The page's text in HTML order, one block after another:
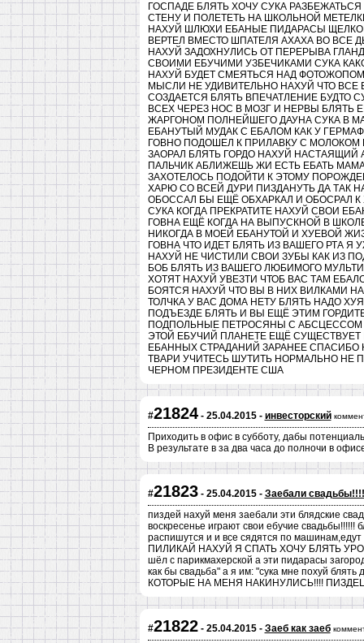
ГОСПАДЕ БЛЯТЬ ХОЧУ СУКА
СТЕНУ И ПОЛЕТЕТЬ НА ШКОЛЬНОЙ
НАХУЙ ШЛЮХИ ЕБАНЫЕ ПИДАРАСЫ
ВЕРТЕЛ ВМЕСТО ШПАТЕЛЯ АХАХА ВО ВСЕ
НАХУЙ ЗАДОХНУЛИСЬ ОТ ПЕРЕРЫВА
СВОИМИ ЕБУЧИМИ УЗБЕЧИКАМИ СУКА
НАХУЙ БУДЕТ СМЕЯТЬСЯ НАД
МЫСЛИ НЕ УДИВИТЕЛЬНО НАХУЙ ЧТО
СОЗДАЕТСЯ БЛЯТЬ ВПЕЧАТЛЕНИЕ БУДТО
ВСЕХ ЧЕРЕЗ НОС В МОЗГ И НЕРВЫ БЛЯТЬ
ЖАРГОНОМ ПОЛНЕЙШЕГО ДАУНА СУКА В
ЕБАНУТЫЙ МУДАК С ЕБАЛОМ КАК У
ГОВНО ПОДОШЕЛ К ПРИЛАВКУ С МОЛОКОМ
ЗАОРАЛ БЛЯТЬ ГОРДО НАХУЙ НАСТАЯЩИЙ
ПАЛЬЧИК АБЛИЖЕШЬ ЖИ ЕСТЬ ЕБАТЬ
ЗАХОТЕЛОСЬ ПОДОЙТИ К ЭТОМУ
ХАРЮ СО ВСЕЙ ДУРИ ПИЗДАНУТЬ ДА ТАК
ОБОССАЛ БЫ ЕЩЁ ОБХАРКАЛ И ОБОСРАЛ
СУКА КОГДА ПРЕКРАТИТЕ НАХУЙ СВОИ
ГОВНА ЕЩЁ КОГДА НА ВЫПУСКНОЙ В
НИКОГДА В МОЕЙ ЕБАНУТОЙ И ХУЕВОЙ
ГОВНА ЧТО ИДЕТ БЛЯТЬ ИЗ ВАШЕГО РТА
НАХУЙ НЕ ЧИСТИЛИ СВОИ ЗУБЫ КАК ИЗ
БОБ БЛЯТЬ ИЗ ВАШЕГО ЛЮБИМОГО
ХОТЯТ НАХУЙ УВЕЗТИ ЧТОБ ВАС ТАМ
БОЯТСЯ НАХУЙ ЧТО ВЫ В НИХ ВИЛКАМИ
ТОЛЧКА У ВАС ДОМА НЕТУ БЛЯТЬ НАДО
ПОДЪЕЗДЕ БЛЯТЬ И ВЫ ЕЩЁ ЭТИМ
ПОДПОЛЬНЫЕ ПЕТРОСЯНЫ С АБСЦЕССОМ
ЭТОЙ ЕБУЧИЙ ПЛАНЕТЕ ЕЩЁ
ЕБАННЫХ СТРАДАНИЙ ЗАРАНЕЕ
ТВАРИ УЧИТЕСЬ ШУТИТЬ НОРМАЛЬНО НЕ
ЧЕРНОМ ПРЕЗИДЕНТЕ США
#21824- 25.04.2015 - инвесторский
Приходить в офис в субботу, дабы
В результате в за два часа до полночи в
#21823- 25.04.2015 - Заебали свадьбы!!!!
пиздей нахуй меня заебали эти блядские
воскресенье играют свои ебучие свадьбы!!!!!!
распишутся и и все сядятся по
ПИЛИКАЙ НАХУЙ Я СПАТЬ ХОЧУ БЛЯТЬ
шёл с парикмахерской а эти пидарасы
как бы свадьба" а я им: "сука мне похуй
КОТОРЫЕ НА МЕНЯ НАКИНУЛИСЬ!!!! ПИЗДЕЦ
#21822- 25.04.2015 - Заеб как заеб